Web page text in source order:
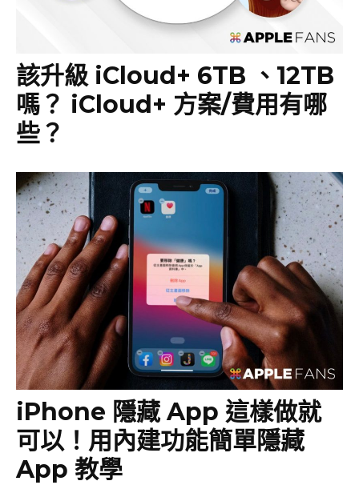
該升級 iCloud+ 6TB 、12TB
嗎？ iCloud+ 方案/費用有哪
些？
iPhone 隱藏 App 這樣做就
可以！用內建功能簡單隱藏
App 教學